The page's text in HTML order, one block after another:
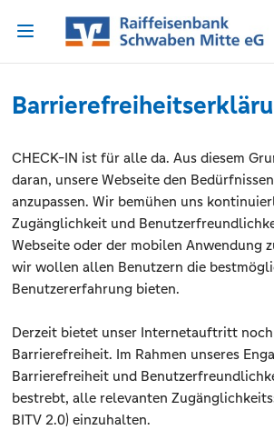
CHECK-IN ist für alle da. Aus diesem
daran, unsere Webseite den
anzupassen. Wir bemühen uns
Zugänglichkeit und
Webseite oder der mobilen Anwendung
wir wollen allen Benutzern die
Benutzererfahrung bieten.
Derzeit bietet unser Internetauftritt
Barrierefreiheit. Im Rahmen unseres
Barrierefreiheit und
bestrebt, alle relevanten
BITV 2.0) einzuhalten.